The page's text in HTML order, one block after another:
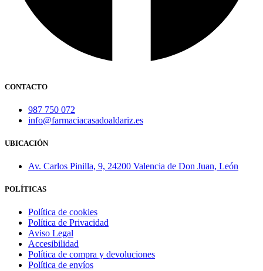
CONTACTO
987 750 072
info@farmaciacasadoaldariz.es
UBICACIÓN
Av. Carlos Pinilla, 9, 24200 Valencia de Don Juan, León
POLÍTICAS
Política de cookies
Política de Privacidad
Aviso Legal
Accesibilidad
Política de compra y devoluciones
Política de envíos